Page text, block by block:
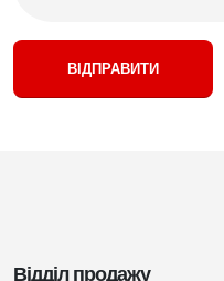
ВІДПРАВИТИ
Відділ продажу
+380944412502
+380944412503